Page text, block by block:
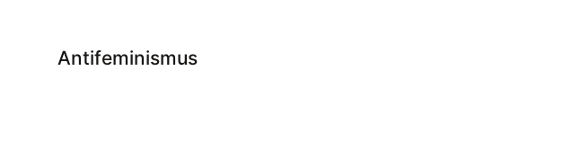
Antifeminismus